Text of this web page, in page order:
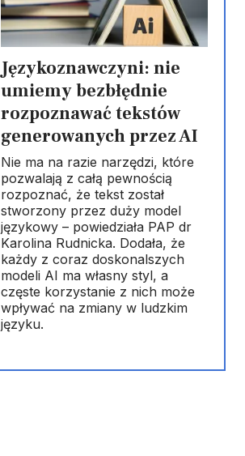
Językoznawczyni: nie
umiemy bezbłędnie
rozpoznawać tekstów
generowanych przez AI
Nie ma na razie narzędzi, które
pozwalają z całą pewnością
rozpoznać, że tekst został
stworzony przez duży model
językowy – powiedziała PAP dr
Karolina Rudnicka. Dodała, że
każdy z coraz doskonalszych
modeli AI ma własny styl, a
częste korzystanie z nich może
wpływać na zmiany w ludzkim
języku.